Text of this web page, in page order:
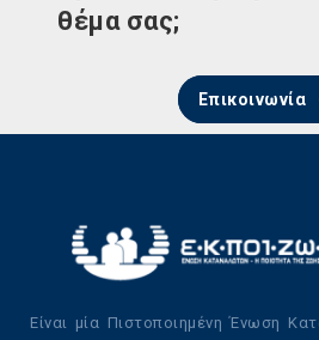
θέμα σας;
Επικοινωνία
Είναι μία Πιστοποιημένη Ένωση